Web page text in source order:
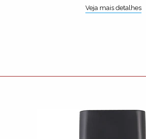
Veja mais detalhes